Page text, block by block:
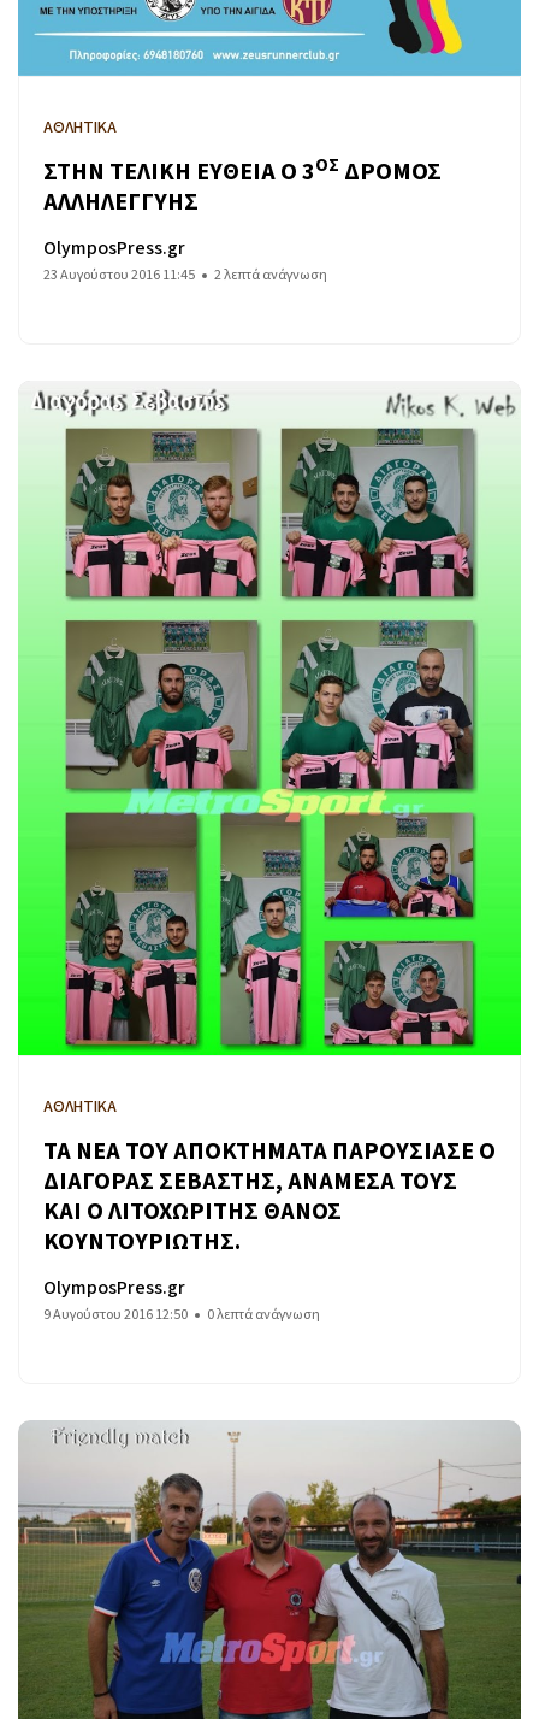
ΑΘΛΗΤΙΚΑ
ΣΤΗΝ ΤΕΛΙΚΗ ΕΥΘΕΙΑ Ο 3ΟΣ ΔΡΟΜΟΣ
ΑΛΛΗΛΕΓΓΥΗΣ
OlymposPress.gr
23 Αυγούστου 2016 11:45 2 λεπτά ανάγνωση
ΑΘΛΗΤΙΚΑ
ΤΑ ΝΕΑ ΤΟΥ ΑΠΟΚΤΗΜΑΤΑ ΠΑΡΟΥΣΙΑΣΕ Ο
ΔΙΑΓΟΡΑΣ ΣΕΒΑΣΤΗΣ, ΑΝΑΜΕΣΑ ΤΟΥΣ
ΚΑΙ Ο ΛΙΤΟΧΩΡΙΤΗΣ ΘΑΝΟΣ
ΚΟΥΝΤΟΥΡΙΩΤΗΣ.
OlymposPress.gr
9 Αυγούστου 2016 12:50 0 λεπτά ανάγνωση